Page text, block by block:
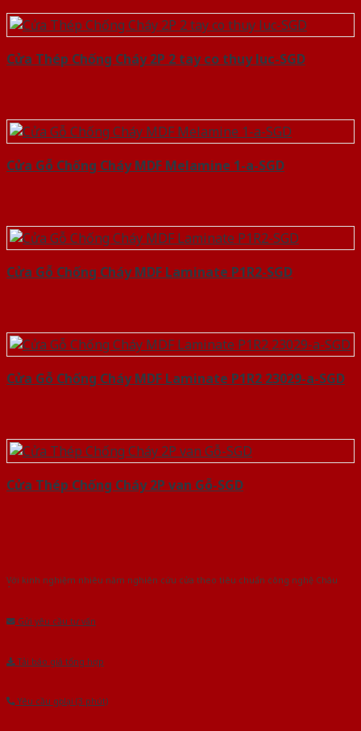
Cửa Thép Chống Cháy 2P 2 tay co thuy luc-SGD
Cửa Gỗ Chống Cháy MDF Melamine 1-a-SGD
Cửa Gỗ Chống Cháy MDF Laminate P1R2-SGD
Cửa Gỗ Chống Cháy MDF Laminate P1R2 23029-a-SGD
Cửa Thép Chống Cháy 2P van Gỗ-SGD
Với kinh nghiệm nhiêu năm nghiên cứu cửa theo tiêu chuẩn công nghệ Châu
Âu.Chúng tôi tự tin là nhà sản xuất & cung cấp hàng đầu tại Việt Nam!
Gửi yêu cầu tư vấn
Tải báo giá tổng hợp
Yêu cầu gọi lại (3 phút)